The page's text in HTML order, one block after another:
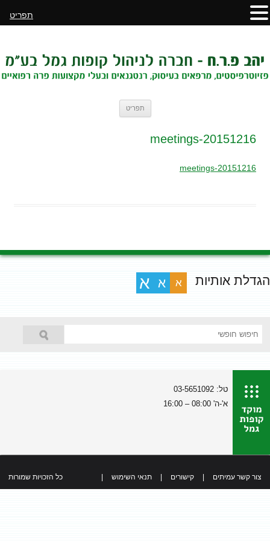
תפריט
20151216-meetings
20151216-meetings
הגדלת אותיות א א א
טל: 03-5651092
א'-ה' 08:00 – 16:00
צור קשר עמיתים קישורים תנאי השימוש כל הזכויות שמורות
תפריט